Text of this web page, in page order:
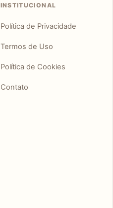
INSTITUCIONAL
Política de Privacidade
Termos de Uso
Política de Cookies
Contato